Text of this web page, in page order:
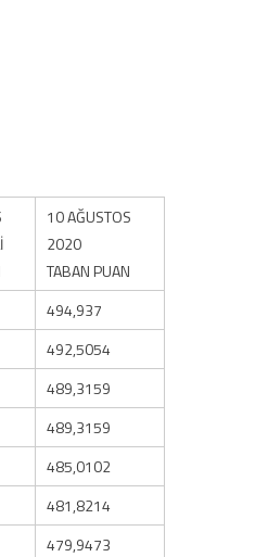
10 AĞUSTOS
2020
TABAN PUAN
494,937
492,5054
489,3159
489,3159
485,0102
481,8214
479,9473